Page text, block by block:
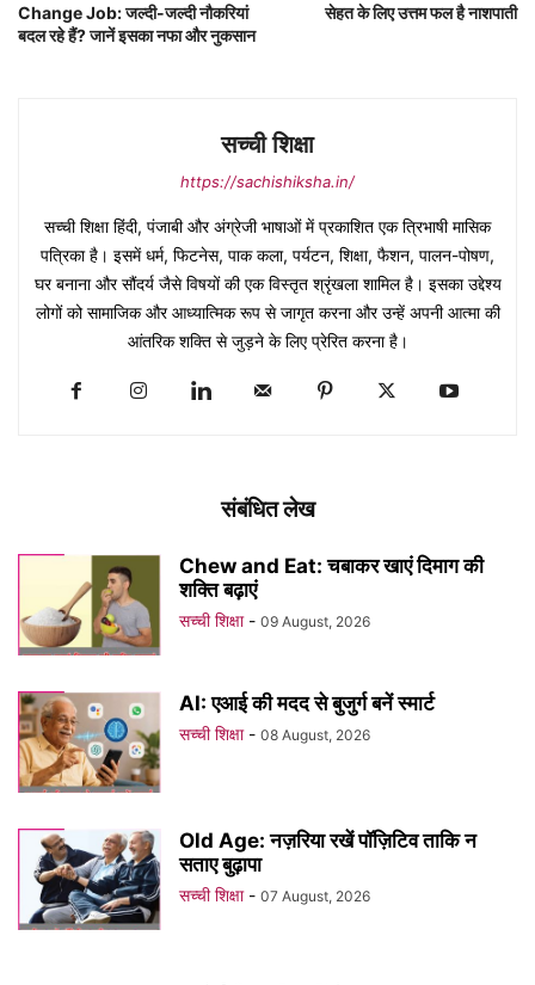
Change Job: जल्दी-जल्दी नौकरियां
बदल रहे हैं? जानें इसका नफा और नुकसान
सेहत के लिए उत्तम फल है नाशपाती
सच्ची शिक्षा
https://sachishiksha.in/
सच्ची शिक्षा हिंदी, पंजाबी और अंग्रेजी भाषाओं में प्रकाशित एक त्रिभाषी मासिक
पत्रिका है। इसमें धर्म, फिटनेस, पाक कला, पर्यटन, शिक्षा, फैशन, पालन-पोषण,
घर बनाना और सौंदर्य जैसे विषयों की एक विस्तृत श्रृंखला शामिल है। इसका उद्देश्य
लोगों को सामाजिक और आध्यात्मिक रूप से जागृत करना और उन्हें अपनी आत्मा की
आंतरिक शक्ति से जुड़ने के लिए प्रेरित करना है।
संबंधित लेख
Chew and Eat: चबाकर खाएं दिमाग की
शक्ति बढ़ाएं
सच्ची शिक्षा - 09 August, 2026
AI: एआई की मदद से बुजुर्ग बनें स्मार्ट
सच्ची शिक्षा - 08 August, 2026
Old Age: नज़रिया रखें पॉज़िटिव ताकि न
सताए बुढ़ापा
सच्ची शिक्षा - 07 August, 2026